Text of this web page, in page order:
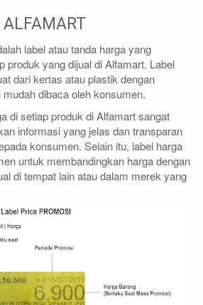
label atau tanda harga yang
produk yang dijual di Alfamart. Label
dari kertas atau plastik dengan
dibaca oleh konsumen.
di setiap produk di Alfamart sangat
informasi yang jelas dan transparan
konsumen. Selain itu, label harga
untuk membandingkan harga dengan
di tempat lain atau dalam merek yang